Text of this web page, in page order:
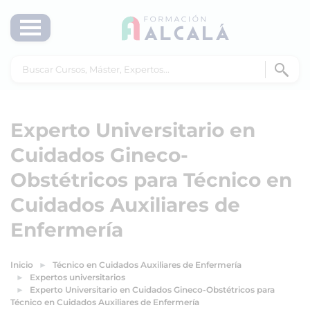
Experto Universitario en
Cuidados Gineco-
Obstétricos para Técnico en
Cuidados Auxiliares de
Enfermería
Inicio
Técnico en Cuidados Auxiliares de Enfermería
Expertos universitarios
Experto Universitario en Cuidados Gineco-Obstétricos para
Técnico en Cuidados Auxiliares de Enfermería